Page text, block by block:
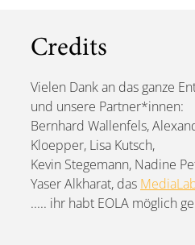
Credits
Vielen Dank an das ganze
und unsere Partner*innen:
Bernhard Wallenfels,
Kloepper, Lisa Kutsch,
Kevin Stegemann, Nadine
Yaser Alkharat, das
..... ihr habt EOLA möglich